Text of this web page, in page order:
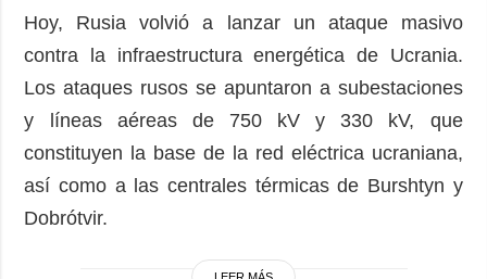
Hoy, Rusia volvió a lanzar un ataque masivo
contra la infraestructura energética de Ucrania.
Los ataques rusos se apuntaron a subestaciones
y líneas aéreas de 750 kV y 330 kV, que
constituyen la base de la red eléctrica ucraniana,
así como a las centrales térmicas de Burshtyn y
Dobrótvir.